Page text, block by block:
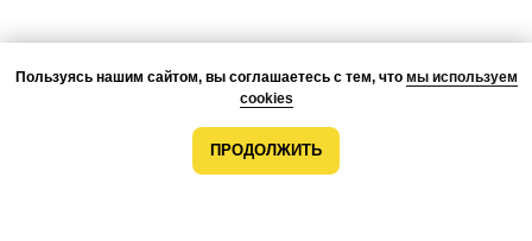
Пользуясь нашим сайтом, вы соглашаетесь с тем, что мы используем
cookies
ПРОДОЛЖИТЬ